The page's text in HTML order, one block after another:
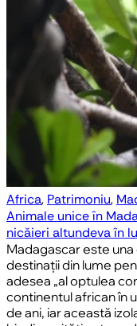
Africa, Patrimoniu,
Animale unice în
nicăieri altundeva în
Madagascar este
destinații din lume
adesea „al optulea
continentul african în
de ani, iar această